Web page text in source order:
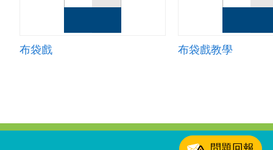
布袋戲 布袋戲教學